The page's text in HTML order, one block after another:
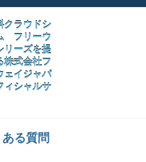
ある質問